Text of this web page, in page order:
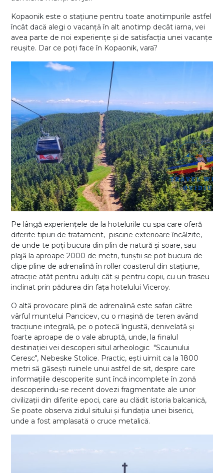
Kopaonik este o stațiune pentru toate anotimpurile astfel
încât dacă alegi o vacanță în alt anotimp decât iarna, vei
avea parte de noi experiențe și de satisfacția unei vacanțe
reușite. Dar ce poți face în Kopaonik, vara?
Pe lângă experiențele de la hotelurile cu spa care oferă
diferite tipuri de tratament, piscine exterioare încălzite,
de unde te poți bucura din plin de natură și soare, sau
plajă la aproape 2000 de metri, turiștii se pot bucura de
clipe pline de adrenalină în roller coasterul din stațiune,
atracție atât pentru adulți cât și pentru copii, cu un traseu
inclinat prin pădurea din fața hotelului Viceroy.
O altă provocare plină de adrenalină este safari către
vârful muntelui Pancicev, cu o mașină de teren având
tracțiune integrală, pe o potecă îngustă, denivelată și
foarte aproape de o vale abruptă, unde, la finalul
destinației vei descoperi situl arheologic "Scaunului
Ceresc", Nebeske Stolice. Practic, ești uimit ca la 1800
metri să găsești ruinele unui astfel de sit, despre care
informațiile descoperite sunt încă incomplete în zonă
descoperindu-se recent dovezi fragmentate ale unor
civilizații din diferite epoci, care au clădit istoria balcanică,
Se poate observa zidul sitului și fundația unei biserici,
unde a fost amplasată o cruce metalică.